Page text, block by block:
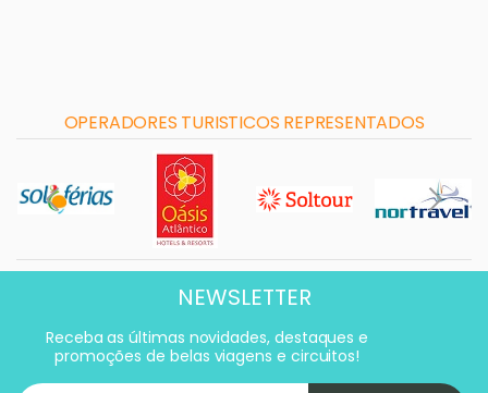
OPERADORES TURISTICOS REPRESENTADOS
NEWSLETTER
Receba as últimas novidades, destaques e
promoções de belas viagens e circuitos!